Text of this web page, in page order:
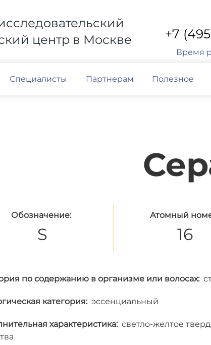
центр в Москве
+7
Время
Специалисты Партнерам Полезное
Обозначение:
S
Атомный
16
по содержанию в организме или волосах:
категория: эссенциальный
характеристика: светло-желтое